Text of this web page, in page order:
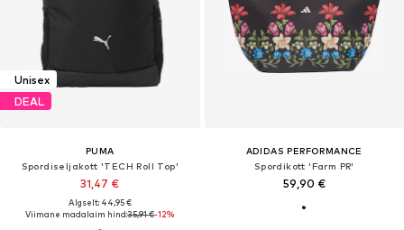
Unisex
DEAL
PUMA
Spordiseljakott 'TECH Roll Top'
31,47 €
Algselt: 44,95 €
Viimane madalaim hind:35,91 €-12%
ADIDAS PERFORMANCE
Spordikott 'Farm PR'
59,90 €